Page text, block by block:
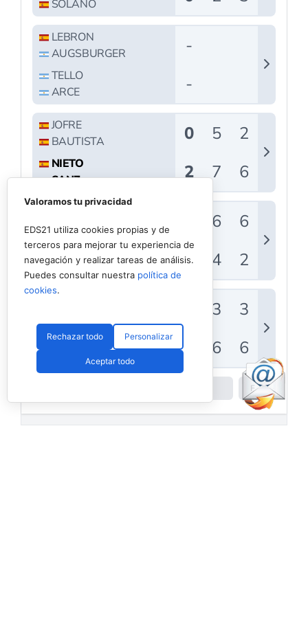
Valoramos tu privacidad
EDS21 utiliza cookies propias y de
terceros para mejorar tu experiencia de
navegación y realizar tareas de análisis.
Puedes consultar nuestra política de
cookies.
Rechazar todo Personalizar
Aceptar todo